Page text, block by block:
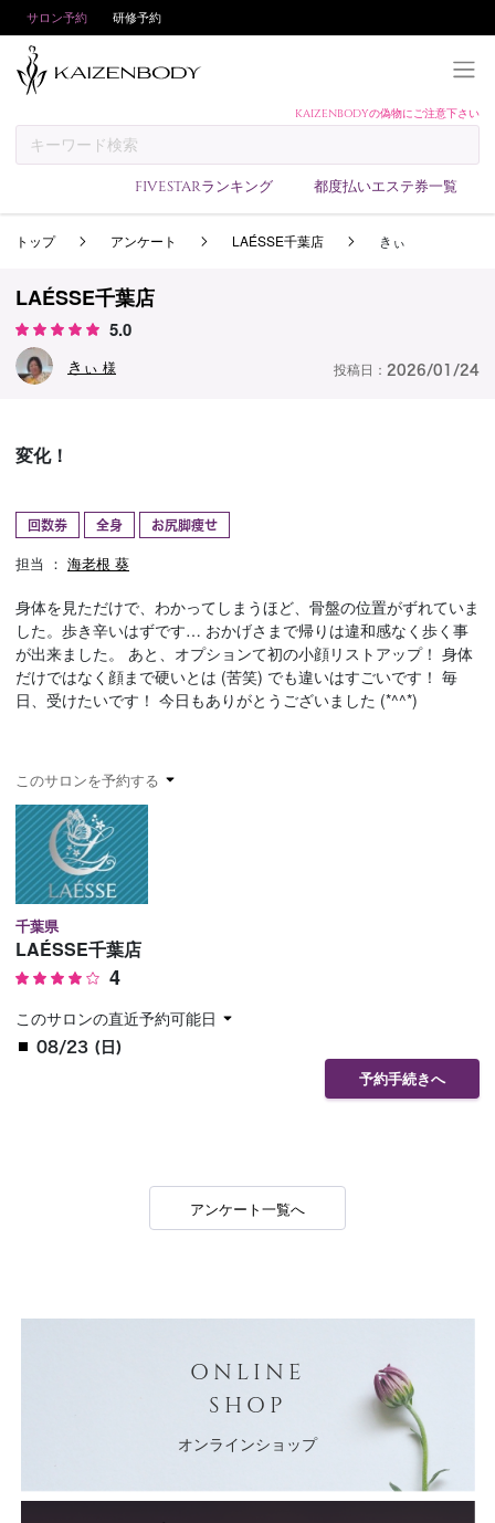
サロン予約 研修予約
KAIZENBODYの偽物にご注意下さい
FIVESTARランキング 都度払いエステ券一覧
予約方法
サロンランキング
予約確認
トップ アンケート LAÉSSE千葉店 きぃ
LAÉSSE千葉店
5.0
きぃ 様 投稿日： 2026/01/24
変化！
回数券 全身 お尻脚痩せ
担当 ： 海老根 葵
身体を見ただけで、わかってしまうほど、骨盤の位置がずれていま
した。歩き辛いはずです… おかげさまで帰りは違和感なく歩く事
が出来ました。 あと、オプションて初の小顔リストアップ！ 身体
だけではなく顔まで硬いとは (苦笑) でも違いはすごいです！ 毎
日、受けたいです！ 今日もありがとうございました (*^^*)
このサロンを予約する
千葉県
LAÉSSE千葉店
4
このサロンの直近予約可能日
08/23 (日)
予約手続きへ
アンケート一覧へ
ONLINE
SHOP
オンラインショップ